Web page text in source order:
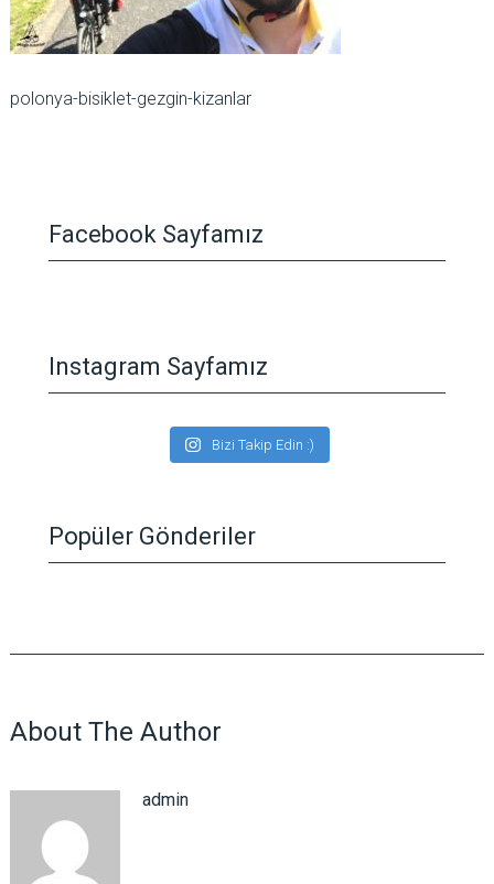
polonya-bisiklet-gezgin-kizanlar
Facebook Sayfamız
Instagram Sayfamız
Bizi Takip Edin :)
Popüler Gönderiler
About The Author
admin